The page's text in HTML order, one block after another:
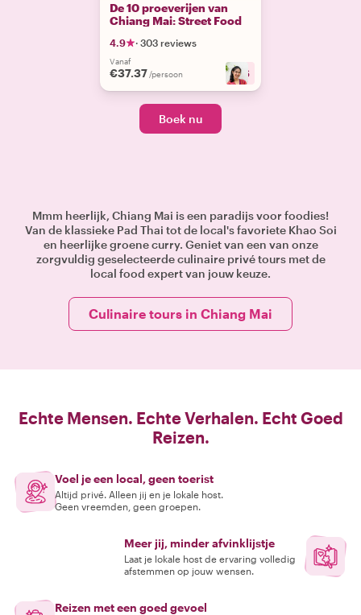
De 10 proeverijen van
Chiang Mai: Street Food
4.9 · 303 reviews
Vanaf
€37.37 /persoon + 6
Boek nu
Mmm heerlijk, Chiang Mai is een paradijs voor foodies!
Van de klassieke Pad Thai tot de local's favoriete Khao Soi
en heerlijke groene curry. Geniet van een van onze
zorgvuldig geselecteerde culinaire privé tours met de
local food expert van jouw keuze.
Culinaire tours in Chiang Mai
Echte Mensen. Echte Verhalen. Echt Goed
Reizen.
Voel je een local, geen toerist
Altijd privé. Alleen jij en je lokale host.
Geen vreemden, geen groepen.
Meer jij, minder afvinklijstje
Laat je lokale host de ervaring volledig
afstemmen op jouw wensen.
Reizen met een goed gevoel